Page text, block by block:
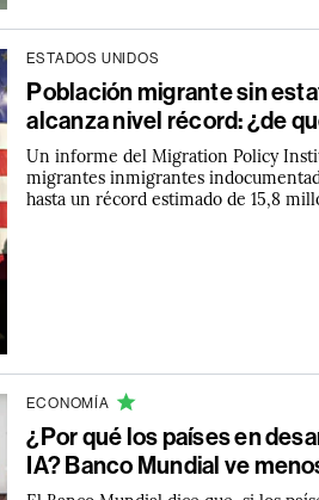
ESTADOS UNIDOS
Población migrante sin
alcanza nivel récord: ¿de
Un informe del Migration Policy
migrantes inmigrantes
hasta un récord estimado de 15,8
ECONOMÍA
¿Por qué los países en
IA? Banco Mundial ve